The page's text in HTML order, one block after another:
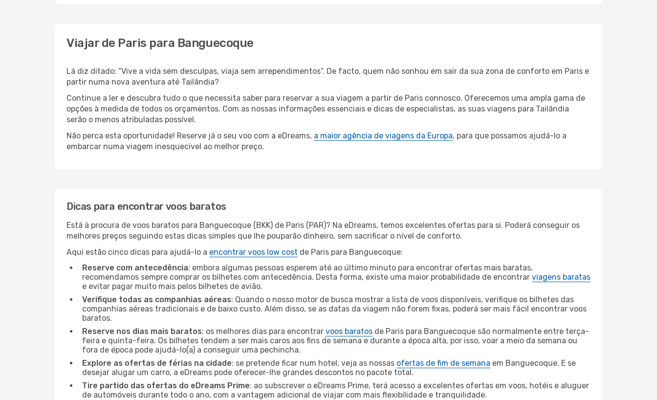
Viajar de Paris para Banguecoque
Lá diz ditado: “Vive a vida sem desculpas, viaja sem arrependimentos”. De facto, quem não sonhou em sair da sua zona de conforto em Paris e
partir numa nova aventura até Tailândia?
Continue a ler e descubra tudo o que necessita saber para reservar a sua viagem a partir de Paris connosco. Oferecemos uma ampla gama de
opções à medida de todos os orçamentos. Com as nossas informações essenciais e dicas de especialistas, as suas viagens para Tailândia
serão o menos atribuladas possível.
Não perca esta oportunidade! Reserve já o seu voo com a eDreams, a maior agência de viagens da Europa, para que possamos ajudá-lo a
embarcar numa viagem inesquecível ao melhor preço.
Dicas para encontrar voos baratos
Está à procura de voos baratos para Banguecoque (BKK) de Paris (PAR)? Na eDreams, temos excelentes ofertas para si. Poderá conseguir os
melhores preços seguindo estas dicas simples que lhe pouparão dinheiro, sem sacrificar o nível de conforto.
Aqui estão cinco dicas para ajudá-lo a encontrar voos low cost de Paris para Banguecoque:
Reserve com antecedência: embora algumas pessoas esperem até ao último minuto para encontrar ofertas mais baratas,
recomendamos sempre comprar os bilhetes com antecedência. Desta forma, existe uma maior probabilidade de encontrar viagens baratas
e evitar pagar muito mais pelos bilhetes de avião.
Verifique todas as companhias aéreas: Quando o nosso motor de busca mostrar a lista de voos disponíveis, verifique os bilhetes das
companhias aéreas tradicionais e de baixo custo. Além disso, se as datas da viagem não forem fixas, poderá ser mais fácil encontrar voos
baratos.
Reserve nos dias mais baratos: os melhores dias para encontrar voos baratos de Paris para Banguecoque são normalmente entre terça-
feira e quinta-feira. Os bilhetes tendem a ser mais caros aos fins de semana e durante a época alta, por isso, voar a meio da semana ou
fora de época pode ajudá-lo(a) a conseguir uma pechincha.
Explore as ofertas de férias na cidade: se pretende ficar num hotel, veja as nossas ofertas de fim de semana em Banguecoque. E se
desejar alugar um carro, a eDreams pode oferecer-lhe grandes descontos no pacote total.
Tire partido das ofertas do eDreams Prime: ao subscrever o eDreams Prime, terá acesso a excelentes ofertas em voos, hotéis e aluguer
de automóveis durante todo o ano, com a vantagem adicional de viajar com mais flexibilidade e tranquilidade.